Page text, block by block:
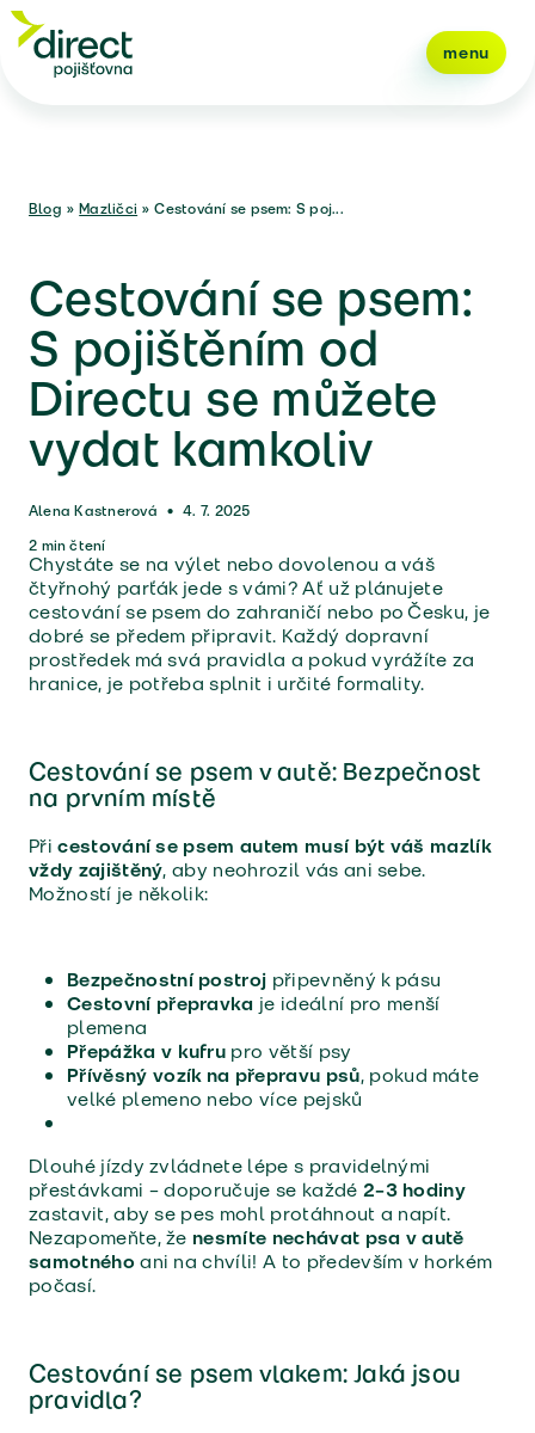
menu
Blog » Mazličci » Cestování se psem: S poj...
Cestování se psem:
S pojištěním od
Directu se můžete
vydat kamkoliv
Alena Kastnerová • 4. 7. 2025
2 min čtení
Chystáte se na výlet nebo dovolenou a váš
čtyřnohý parťák jede s vámi? Ať už plánujete
cestování se psem do zahraničí nebo po Česku, je
dobré se předem připravit. Každý dopravní
prostředek má svá pravidla a pokud vyrážíte za
hranice, je potřeba splnit i určité formality.
Cestování se psem v autě: Bezpečnost
na prvním místě
Přicestování se psem autem musí být váš mazlík
vždy zajištěný, aby neohrozil vás ani sebe.
Možností je několik:
Bezpečnostní postroj připevněný k pásu
Cestovní přepravka je ideální pro menší
plemena
Přepážka v kufru pro větší psy
Přívěsný vozík na přepravu psů, pokud máte
velké plemeno nebo více pejsků
Dlouhé jízdy zvládnete lépe s pravidelnými
přestávkami – doporučuje se každé 2–3 hodiny
zastavit, aby se pes mohl protáhnout a napít.
Nezapomeňte, že nesmíte nechávat psa v autě
samotného ani na chvíli! A to především v horkém
počasí.
Cestování se psem vlakem: Jaká jsou
pravidla?